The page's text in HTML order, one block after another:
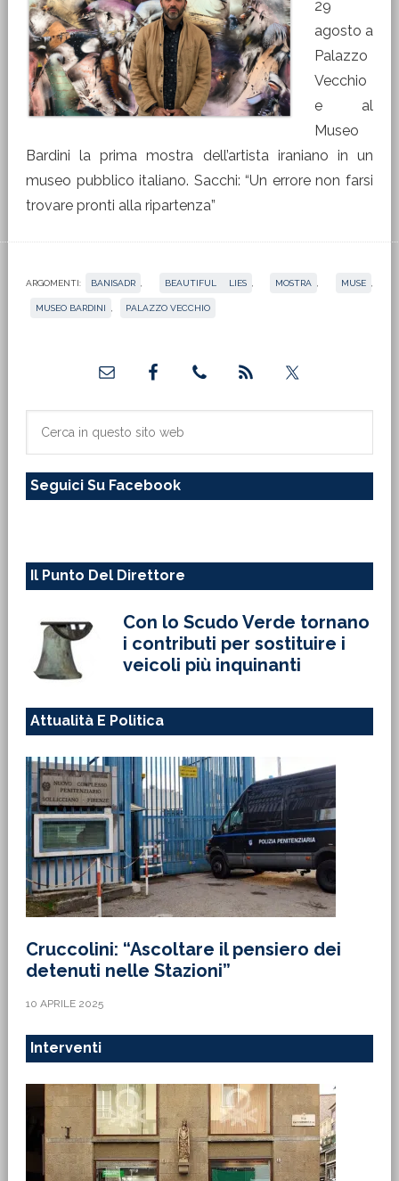
29
agosto a
Palazzo
Vecchio
e al
Museo
Bardini la prima mostra dell’artista iraniano in un
museo pubblico italiano. Sacchi: “Un errore non farsi
trovare pronti alla ripartenza”
ARGOMENTI: BANISADR BEAUTIFUL LIES MOSTRA MUSE
MUSEO BARDINI PALAZZO VECCHIO
primaria
sito
Seguici Su Facebook
Il Punto Del Direttore
Con lo Scudo Verde tornano
i contributi per sostituire i
veicoli più inquinanti
Attualità E Politica
Cruccolini: “Ascoltare il pensiero dei
detenuti nelle Stazioni”
10 APRILE 2025
Interventi